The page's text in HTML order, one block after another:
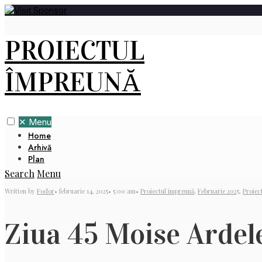
PROIECTUL
ÎMPREUNĂ
✕ Menu
Home
Arhivă
Plan
Search Menu
Written by Fodor• februarie 14, 2025• 5:00 am• Proiectul împreună, Februarie 2025,
Ziua 45 Moise